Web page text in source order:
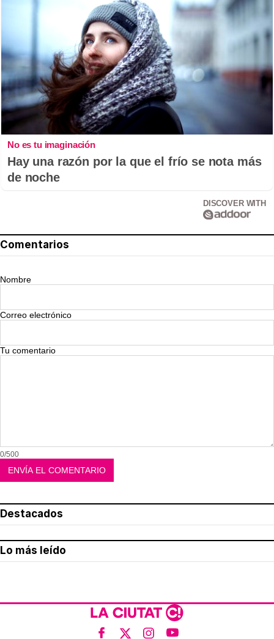
No es tu imaginación
Hay una razón por la que el frío se nota más
de noche
DISCOVER WITH
Comentarios
Nombre
Correo electrónico
Tu comentario
0/500
Destacados
Lo más leído